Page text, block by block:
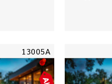
13005A